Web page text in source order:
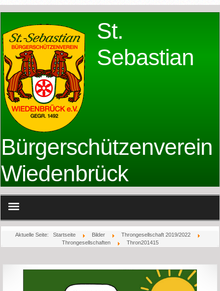
St.
Sebastian
Bürgerschützenverein
Wiedenbrück
Aktuelle Seite: Startseite Bilder
Throngesellschaft 2019/2022
Throngesellschaften
Thron201415